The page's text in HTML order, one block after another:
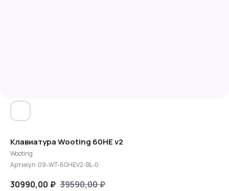
Клавиатура Wooting 60HE v2
Wooting
Артикул: 09-WT-60HEV2-BL-0
30990,00 ₽ 39590,00₽